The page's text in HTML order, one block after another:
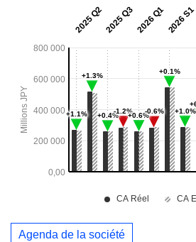
Agenda de la société